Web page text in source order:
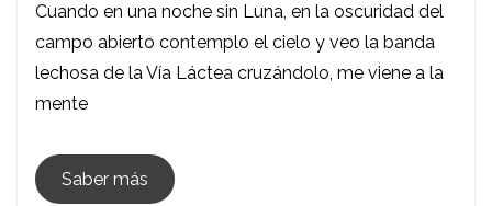
Vía
Láctea:
Nuestra
Cuando en una noche sin Luna, en la oscuridad del
campo abierto contemplo el cielo y veo la banda
lechosa de la Vía Láctea cruzándolo, me viene a la
mente
Saber más